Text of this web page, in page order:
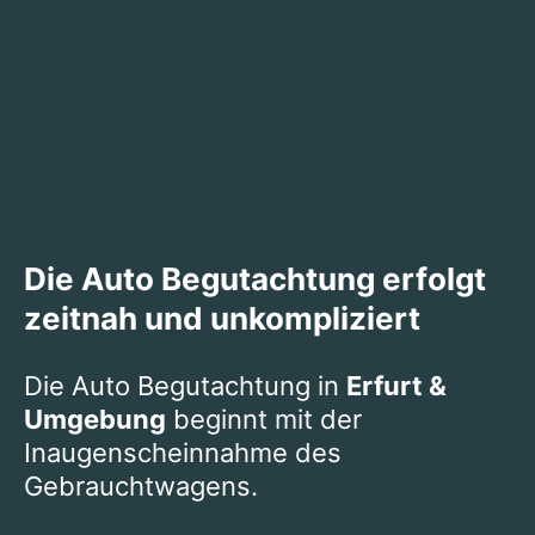
Die Auto Begutachtung erfolgt
zeitnah und unkompliziert
Die Auto Begutachtung in Erfurt &
Umgebung beginnt mit der
Inaugenscheinnahme des
Gebrauchtwagens.